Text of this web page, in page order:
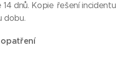
dnů. Kopie řešení incidentu
dobu.